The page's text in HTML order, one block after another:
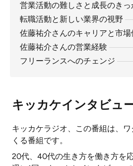
営業活動の難しさと成長のきっ
転職活動と新しい業界の視野
佐藤祐介さんのキャリアと市場
佐藤祐介さんの営業経験
フリーランスへのチェンジ
キッカケインタビュ
キッカケラジオ、この番組は、
くる番組です。
20代、40代の生き方を働き方を